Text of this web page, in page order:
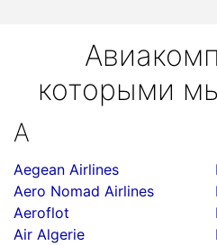
которыми
A
Aegean Airlines
Aero Nomad Airlines
Aeroflot
Air Algerie